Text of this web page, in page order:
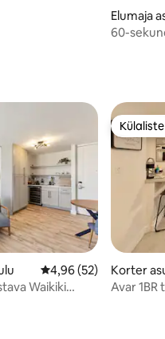
Elumaja
60-
2
Keskmine hinnang
4,96 (52)
Waikiki
Korter
Avar 1BR